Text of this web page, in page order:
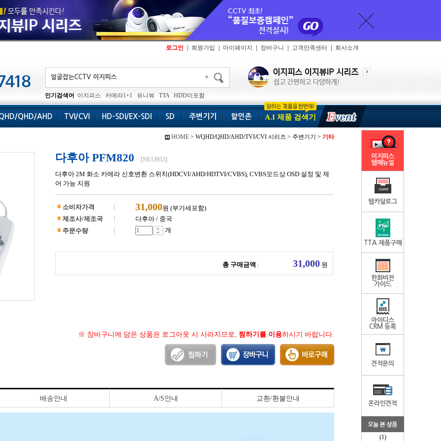
로그인 회원가입 마이페이지 장바구니 고객만족센터 회사소개
▼
인기검색어 이지피스 카메라1+1 유니뷰 TTA HDD미포함
QHD/AHD TVI/CVI HD-SDI/EX-SDI SD 주변기기 할인존 A.I 제품 검색기
HOME > WQHD/QHD/AHD/TVI/CVI 시리즈 > 주변기기 > 기타
다후아 PFM820 [NE13953]
다후아 2M 화소 카메라 신호변환 스위치(HDCVI/AHD/HDTVI/CVBS), CVBS모드상 OSD 설정 및 제
어 가능 지원
소비자가격 31,000원 (부가세포함)
제조사/제조국
다후아 / 중국
주문수량
개
총 구매금액 : 원
※ 장바구니에 담은 상품은 로그아웃 시 사라지므로, 찜하기를 이용하시기 바랍니다.
배송안내 A/S안내 교환/환불안내
이지피스
웹매뉴얼
웹카달로그
TTA 제품구매
한화비전
가이드
아이디스
CRM 등록
견적문의
온라인견적
(1)